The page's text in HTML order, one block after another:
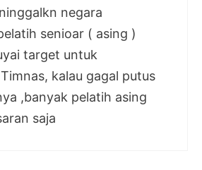
negara
senioar ( asing )
target untuk
kalau gagal putus
,banyak pelatih asing
saja